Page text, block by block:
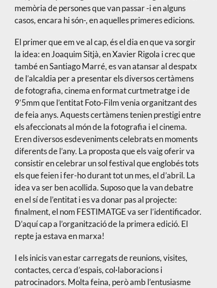
memòria de persones que van passar -i en alguns
casos, encara hi són-, en aquelles primeres edicions.
El primer que em ve al cap, és el dia en que va sorgir
la idea: en Joaquim Sitjà, en Xavier Rigola i crec que
també en Santiago Marré, es van atansar al despatx
de l’alcaldia per a presentar els diversos certàmens
de fotografia, cinema en format curtmetratge i de
9’5mm que l’entitat Foto-Film venia organitzant des
de feia anys. Aquests certàmens tenien prestigi entre
els afeccionats al món de la fotografia i el cinema.
Eren diversos esdeveniments celebrats en moments
diferents de l’any. La proposta que els vaig oferir va
consistir en celebrar un sol festival que englobés tots
els que feien i fer-ho durant tot un mes, el d’abril. La
idea va ser ben acollida. Suposo que la van debatre
en el sí de l’entitat i es va donar pas al projecte:
finalment, el nom FESTIMATGE va ser l’identificador.
D’aquí cap a l’organització de la primera edició. El
repte ja estava en marxa!
I els inicis van estar carregats de reunions, visites,
contactes, cerca d’espais, col·laboracions i
patrocinadors. Molta feina, però amb l’entusiasme